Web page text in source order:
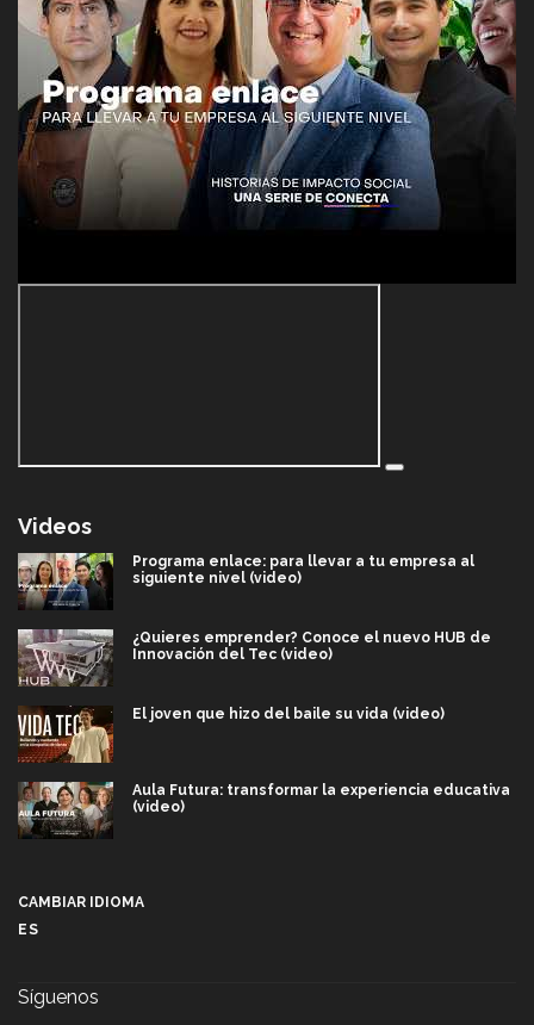
Videos
Programa enlace: para llevar a tu empresa al
siguiente nivel (video)
¿Quieres emprender? Conoce el nuevo HUB de
Innovación del Tec (video)
El joven que hizo del baile su vida (video)
Aula Futura: transformar la experiencia educativa
(video)
CAMBIAR IDIOMA
ES
Síguenos